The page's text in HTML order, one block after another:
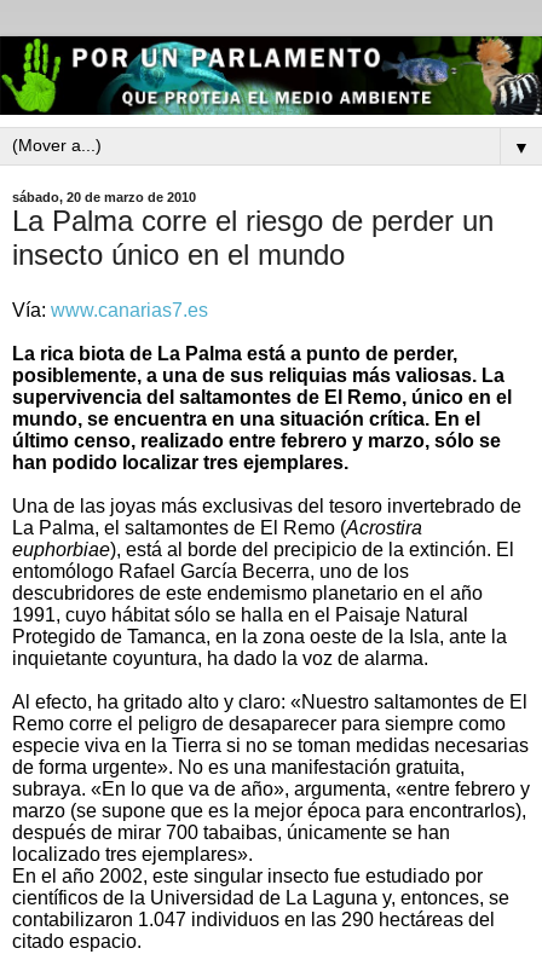
▼
sábado, 20 de marzo de 2010
La Palma corre el riesgo de perder un
insecto único en el mundo
Vía: www.canarias7.es
La rica biota de La Palma está a punto de perder,
posiblemente, a una de sus reliquias más valiosas. La
supervivencia del saltamontes de El Remo, único en el
mundo, se encuentra en una situación crítica. En el
último censo, realizado entre febrero y marzo, sólo se
han podido localizar tres ejemplares.
Una de las joyas más exclusivas del tesoro invertebrado de
La Palma, el saltamontes de El Remo (Acrostira
euphorbiae), está al borde del precipicio de la extinción. El
entomólogo Rafael García Becerra, uno de los
descubridores de este endemismo planetario en el año
1991, cuyo hábitat sólo se halla en el Paisaje Natural
Protegido de Tamanca, en la zona oeste de la Isla, ante la
inquietante coyuntura, ha dado la voz de alarma.
Al efecto, ha gritado alto y claro: «Nuestro saltamontes de El
Remo corre el peligro de desaparecer para siempre como
especie viva en la Tierra si no se toman medidas necesarias
de forma urgente». No es una manifestación gratuita,
subraya. «En lo que va de año», argumenta, «entre febrero y
marzo (se supone que es la mejor época para encontrarlos),
después de mirar 700 tabaibas, únicamente se han
localizado tres ejemplares».
En el año 2002, este singular insecto fue estudiado por
científicos de la Universidad de La Laguna y, entonces, se
contabilizaron 1.047 individuos en las 290 hectáreas del
citado espacio.